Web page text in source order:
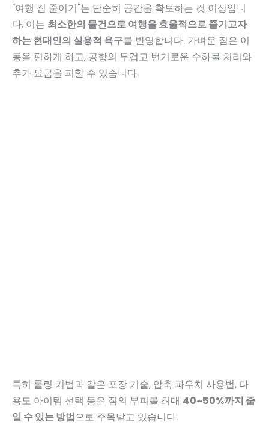
"여행 짐 줄이기"는 단순히 공간을 확보하는 것 이상입니
다. 이는 최소한의 물건으로 여행을 효율적으로 즐기고자
하는 현대인의 실용적 욕구를 반영합니다. 가벼운 짐은 이
동을 편하게 하고, 공항의 무겁고 번거로운 수하물 처리와
추가 요금을 피할 수 있습니다.
특히 롤링 기법과 같은 포장 기술, 압축 파우치 사용법, 다
용도 아이템 선택 등은 짐의 부피를 최대 40~50%까지 줄
일 수 있는 방법으로 주목받고 있습니다.